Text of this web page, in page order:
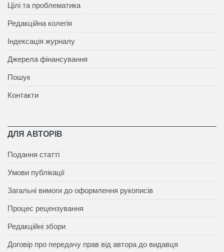
Цілі та проблематика
Редакційна колегія
Індексація журналу
Джерела фінансування
Пошук
Контакти
ДЛЯ АВТОРІВ
Подання статті
Умови публікації
Загальні вимоги до оформлення рукописів
Процес рецензування
Редакційні збори
Договір про передачу прав від автора до видавця